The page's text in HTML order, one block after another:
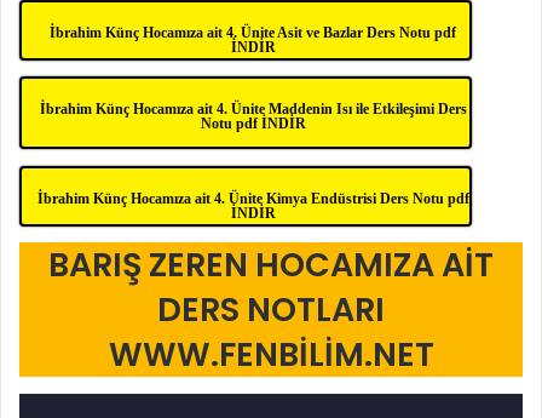
İbrahim Künç Hocamıza ait 4. Ünite Asit ve Bazlar Ders Notu pdf
İNDİR
İbrahim Künç Hocamıza ait 4. Ünite Maddenin Isı ile Etkileşimi Ders
Notu pdf İNDİR
İbrahim Künç Hocamıza ait 4. Ünite Kimya Endüstrisi Ders Notu pdf
İNDİR
BARIŞ ZEREN HOCAMIZA AİT
DERS NOTLARI
WWW.FENBİLİM.NET